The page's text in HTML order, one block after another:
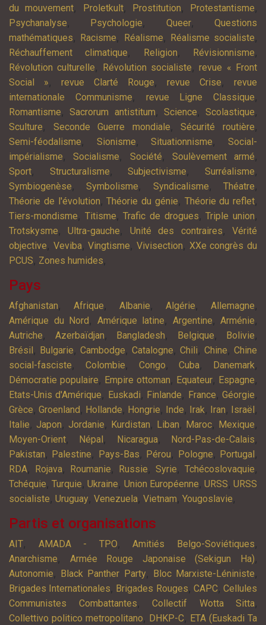
du mouvement, Proletkult, Prostitution, Protestantisme,
Psychanalyse, Psychologie, Queer,Questions
mathématiques, Racisme, Réalisme, Réalisme socialiste,
Réchauffement climatique, Religion, Révisionnisme,
Révolution culturelle, Révolution socialiste,revue « Front
Social », revue Clarté Rouge, revue Crise, revue
internationale Communisme, revue Ligne Classique,
Romantisme,Sacrorum antistitum, Science, Scolastique,
Sculture, Seconde Guerre mondiale,Sécurité routière,
Semi-féodalisme, Sionisme,Situationnisme,Social-
impérialisme,Socialisme, Société, Soulèvement armé,
Sport, Structuralisme,Subjectivisme,Surréalisme,
Symbiogenèse,Symbolisme, Syndicalisme,Théatre,
Théorie de l'évolution,Théorie du génie, Théorie du reflet,
Tiers-mondisme, Titisme,Trafic de drogues,Triple union,
Trotskysme,Ultra-gauche, Unité des contraires,Vérité
objective, Veviba,Vingtisme,Vivisection, XXe congrès du
PCUS, Zones humides,
Pays
Afghanistan, Afrique, Albanie, Algérie, Allemagne,
Amérique du Nord , Amérique latine, Argentine, Arménie,
Autriche, Azerbaïdjan, Bangladesh, Belgique, Bolivie,
Brésil , Bulgarie, Cambodge, Catalogne, Chili, Chine, Chine
social-fasciste, Colombie, Congo,Cuba, Danemark,
Démocratie populaire, Empire ottoman, Equateur, Espagne,
Etats-Unis d'Amérique, Euskadi, Finlande, France,Géorgie,
Grèce, Groenland , Hollande, Hongrie, Inde, Irak, Iran, Israël ,
Italie, Japon, Jordanie, Kurdistan, Liban, Maroc, Mexique,
Moyen-Orient, Népal , Nicaragua, Nord-Pas-de-Calais,
Pakistan, Palestine, Pays-Bas, Pérou, Pologne, Portugal ,
RDA, Rojava, Roumanie, Russie, Syrie, Tchécoslovaquie,
Tchéquie,Turquie,Ukraine, Union Européenne, URSS,URSS
socialiste, Uruguay, Venezuela, Vietnam, Yougoslavie,
Partis et organisations
AIT, AMADA - TPO,Amitiés Belgo-Soviétiques,
Anarchisme, Armée Rouge Japonaise (Sekigun Ha),
Autonomie, Black Panther Party, Bloc Marxiste-Léniniste,
Brigades Internationales, Brigades Rouges, CAPC,Cellules
Communistes Combattantes, Collectif Wotta Sitta,
Collettivo politico metropolitano, DHKP-C, ETA (Euskadi Ta